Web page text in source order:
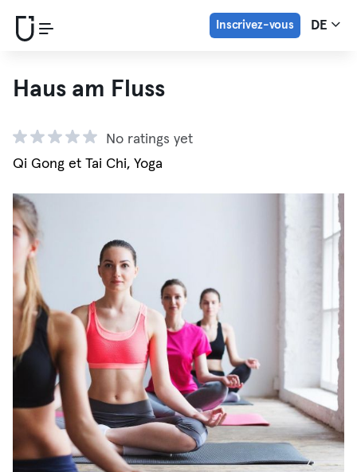
Inscrivez-vous DE
Haus am Fluss
No ratings yet
Qi Gong et Tai Chi, Yoga